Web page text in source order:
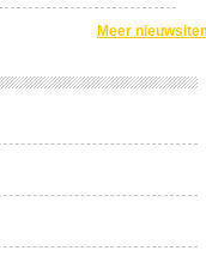
Meer